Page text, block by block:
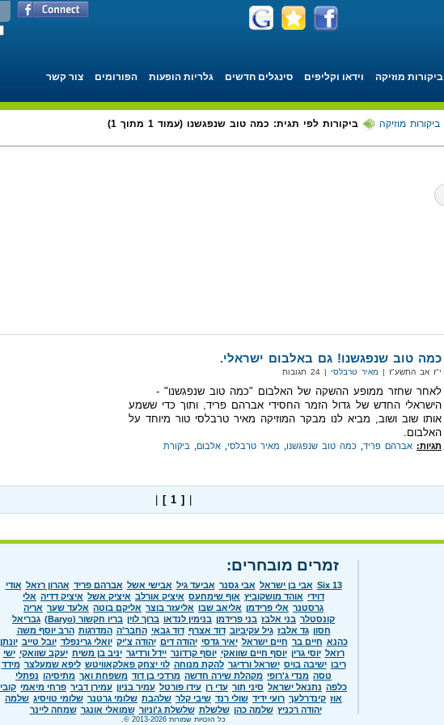
ביקורות מוזיקה וידאו וקליפים סינגלים חדשים גלריות הופעות הפורומים צור קשר
ביקורות מוזיקה ביקורות לפי תגית: כמה טוב שנפגשנו (עמוד 1 מתוך 1)
כמה טוב שנפגשנו! גם באלבום ישראלי.
י"ז אב התשע"ז | מאיר טרבלסי | 24 תגובות
לאחר שחזר ממופע ההשקה של האלבום "כמה טוב שנפגשנו" -
הישראלי החדש של גדול הזמר החסידי אברהם פריד, ותוך כדי ששמע
אותו שוב ושוב, מביא לנו מבקר המוזיקה מאיר טרבלסי טור מיוחד על
האלבום.
תגיות: אברהם פריד כמה טוב שנפגשנו מאיר טרבלסי אלבום ביקורת
[ 1 ]
זמרים מובחרים:
Six 13 אבי בן ישראל אבי גסנר אביעד גיל אבישי אשל אברהם פריד אהרון רזאל אודי
דוידי אוהד מושקוביץ אוף שימחעס איציק אורלב איציק אשל איציק דדיה אלי
גרסטנר אלי פרידמן אליאב שבו אליעזר בוצר אליקם בוטה אלעד שער אריה
קונסטלר בני אלבז בני פרידמן בנימין לנדאו ברוך לוין בריו חקשור (Baryo)
גבריאל
חסון גד אלבז גיל עקיביוב דוד אצרף דוד גבאי החבר'ה המדרגות הרב יוסף משה
כהנא חיים בר חיים ישראל יאיר גדסי יהודה דים יהודה צ'יק יואלי גרינפלד יובל טייב יונתן
רזאל יוסי גרין יוסף חיים שוואקי יוסף קרדונר יידל ורדיגר יניב בן משיח יעקב שוואקי ישי
ריבו ישיבה בויס ישראל ורדיגר להקת מנוחה לוי יצחק פאלקאוויטש ליפא שמעלצר מידד
טסה מנדי ג'רופי מקהלת שירה חדשה מרדכי בן דוד משפחת ואך מתיסיהו נפתלי
כלפה נתנאל ישראל סיני תור עדי רן עידו פורטל עמיר בניון עמירן דביר פרחי מיאמי קובי
אוז קינדרלעך רועי ידיד שולי רנד שיבי קלר שלהבת שלומי גרטנר שלומי טויסיג שלמה
יהודה רכניץ שלמה כהן שלשלת שלשלת ג'וניור שמואלי אונגר שמחה ליינר
כל הזכויות שמורות 2013-2026 ©.